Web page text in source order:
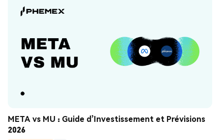
META vs MU : Guide d’Investissement et Prévisions
2026